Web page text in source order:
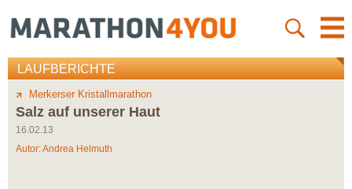
LAUFBERICHTE
Merkerser Kristallmarathon
Salz auf unserer Haut
16.02.13
Autor:Andrea Helmuth